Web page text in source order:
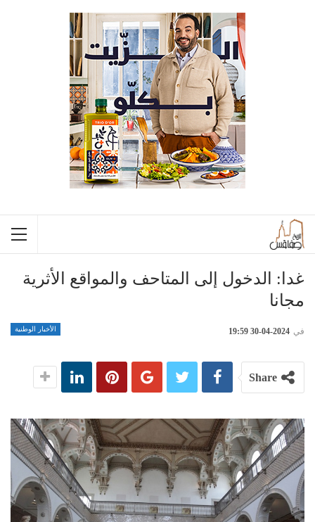
غدا: الدخول إلى المتاحف والمواقع الأثرية
مجانا
الأخبار الوطنية في 2024-04-30 19:59
Share